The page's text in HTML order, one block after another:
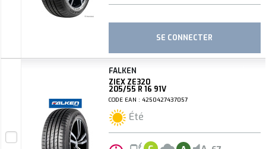
SE CONNECTER
FALKEN
ZIEX ZE320
205/55 R 16 91V
CODE EAN : 4250427437057
Été